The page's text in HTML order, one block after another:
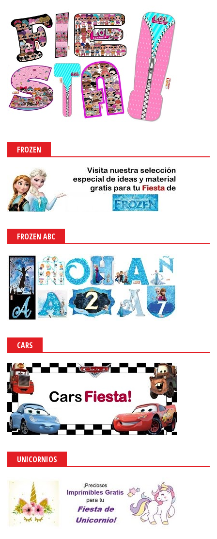
FROZEN
FROZEN ABC
CARS
UNICORNIOS